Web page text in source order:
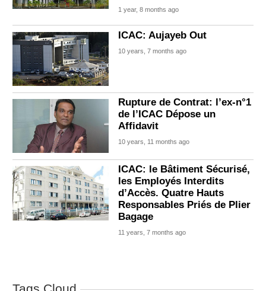
1 year, 8 months ago
ICAC: Aujayeb Out
10 years, 7 months ago
Rupture de Contrat: l’ex-n°1
de l’ICAC Dépose un
Affidavit
10 years, 11 months ago
ICAC: le Bâtiment Sécurisé,
les Employés Interdits
d’Accès. Quatre Hauts
Responsables Priés de Plier
Bagage
11 years, 7 months ago